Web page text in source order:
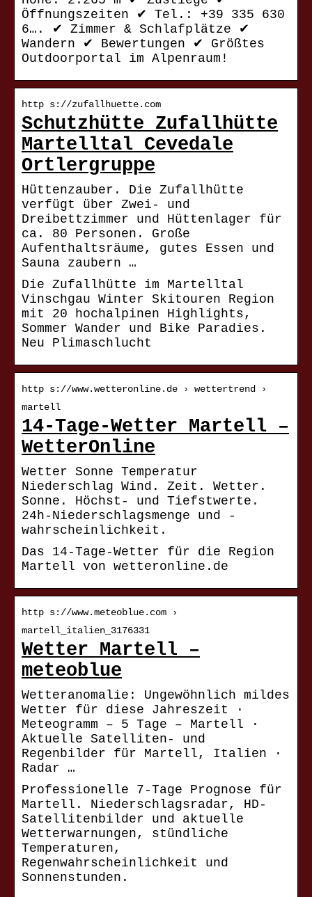
Öffnungszeiten ✔︎ Tel.: +39 335 630
6…. ✔︎ Zimmer & Schlafplätze ✔︎
Wandern ✔︎ Bewertungen ✔︎ Größtes
Outdoorportal im Alpenraum!
http s://zufallhuette.com
Schutzhütte Zufallhütte
Martelltal Cevedale
Ortlergruppe
Hüttenzauber. Die Zufallhütte
verfügt über Zwei- und
Dreibettzimmer und Hüttenlager für
ca. 80 Personen. Große
Aufenthaltsräume, gutes Essen und
Sauna zaubern …
Die Zufallhütte im Martelltal
Vinschgau Winter Skitouren Region
mit 20 hochalpinen Highlights,
Sommer Wander und Bike Paradies.
Neu Plimaschlucht
http s://www.wetteronline.de › wettertrend ›
martell
14-Tage-Wetter Martell –
WetterOnline
Wetter Sonne Temperatur
Niederschlag Wind. Zeit. Wetter.
Sonne. Höchst- und Tiefstwerte.
24h-Niederschlagsmenge und -
wahrscheinlichkeit.
Das 14-Tage-Wetter für die Region
Martell von wetteronline.de
http s://www.meteoblue.com ›
martell_italien_3176331
Wetter Martell –
meteoblue
Wetteranomalie: Ungewöhnlich mildes
Wetter für diese Jahreszeit ·
Meteogramm – 5 Tage – Martell ·
Aktuelle Satelliten- und
Regenbilder für Martell, Italien ·
Radar …
Professionelle 7-Tage Prognose für
Martell. Niederschlagsradar, HD-
Satellitenbilder und aktuelle
Wetterwarnungen, stündliche
Temperaturen,
Regenwahrscheinlichkeit und
Sonnenstunden.